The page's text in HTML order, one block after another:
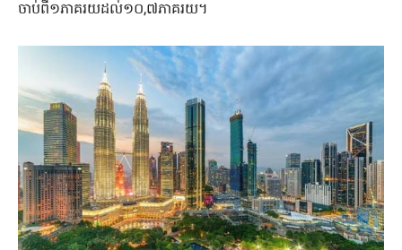
ចាប់ពី១ភាគរយដល់១០,៧ភាគរយ។